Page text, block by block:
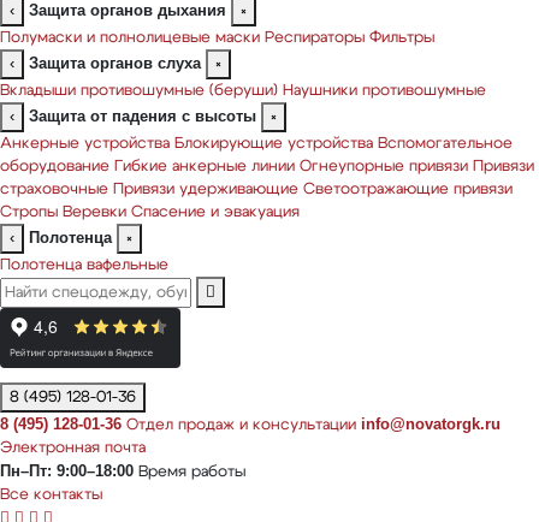
‹
Защита органов дыхания
×
Полумаски и полнолицевые маски Респираторы Фильтры
‹
Защита органов слуха
×
Вкладыши противошумные (беруши) Наушники противошумные
‹
Защита от падения с высоты
×
Анкерные устройства Блокирующие устройства Вспомогательное
оборудование
Гибкие анкерные линии Огнеупорные привязи
Привязи
страховочные
Привязи удерживающие Светоотражающие привязи
Стропы Веревки Спасение и эвакуация
‹
Полотенца
×
Полотенца вафельные
8 (495) 128-01-36
8 (495) 128-01-36 Отдел продаж и консультации info@novatorgk.ru
Электронная почта
Пн–Пт: 9:00–18:00 Время работы
Все контакты